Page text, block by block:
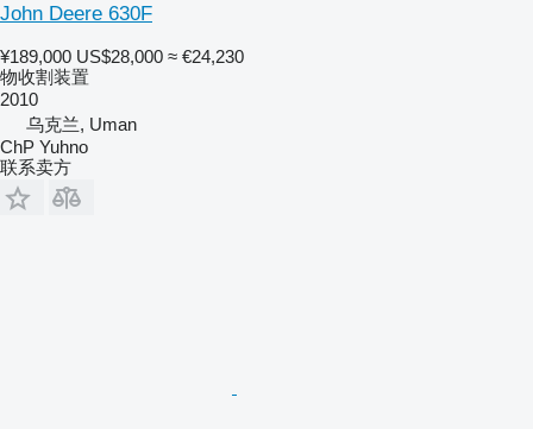
John Deere 630F
¥189,000 US$28,000 ≈ €24,230
物收割装置
2010
乌克兰, Uman
ChP Yuhno
联系卖方